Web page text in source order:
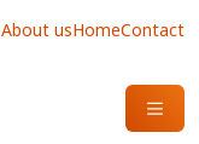
About usHomeContact
OPEN